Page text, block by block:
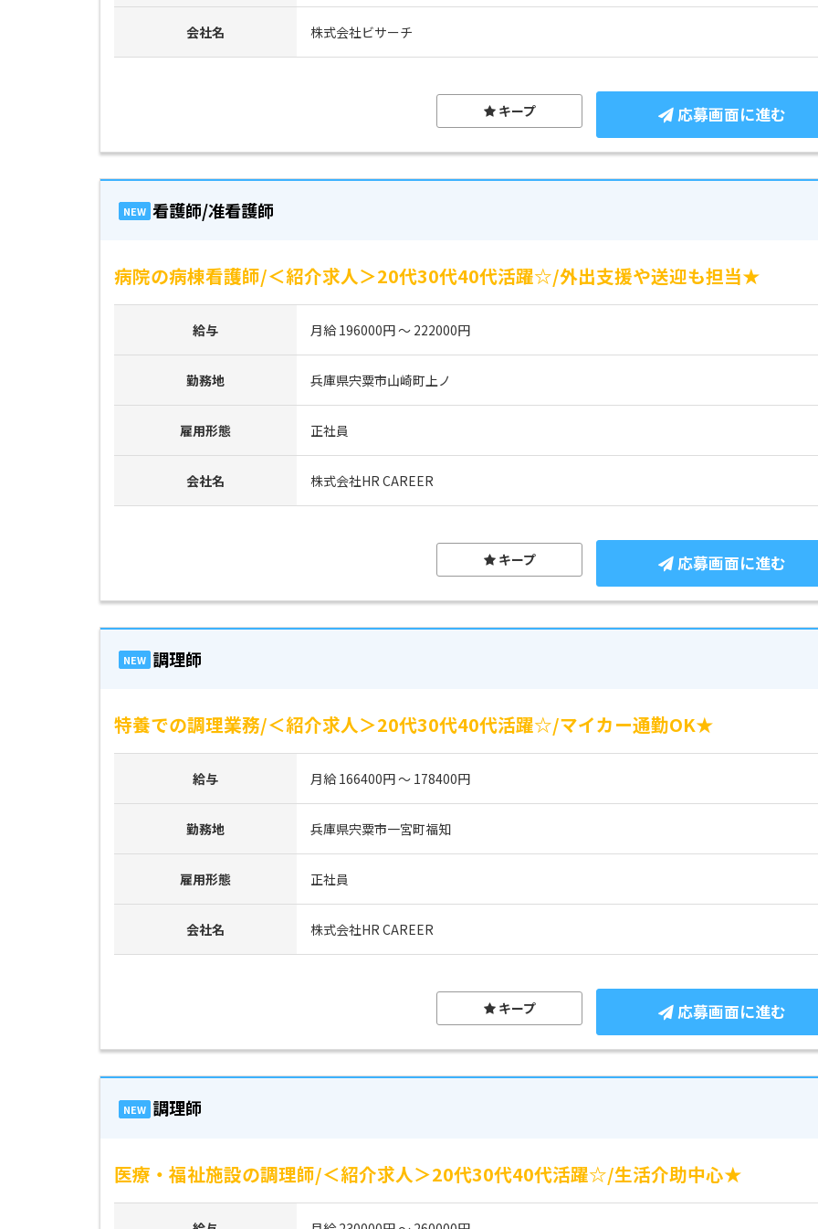
会社名 株式会社ビサーチ
応募画面に進む
キープ
NEW 看護師/准看護師
病院の病棟看護師/＜紹介求人＞20代30代40代活躍☆/外出支援や送迎も担当★
給与 月給 196000円 ～ 222000円
勤務地 兵庫県宍粟市山崎町上ノ
雇用形態 正社員
会社名 株式会社HR CAREER
応募画面に進む
キープ
NEW 調理師
特養での調理業務/＜紹介求人＞20代30代40代活躍☆/マイカー通勤OK★
給与 月給 166400円 ～ 178400円
勤務地 兵庫県宍粟市一宮町福知
雇用形態 正社員
会社名 株式会社HR CAREER
応募画面に進む
キープ
NEW 調理師
医療・福祉施設の調理師/＜紹介求人＞20代30代40代活躍☆/生活介助中心★